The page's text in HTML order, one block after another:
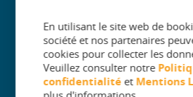
The One Platform for
En utilisant le site web de
société et nos partenaires
cookies pour collecter les
Veuillez consulter notre
confidentialité et Mentions